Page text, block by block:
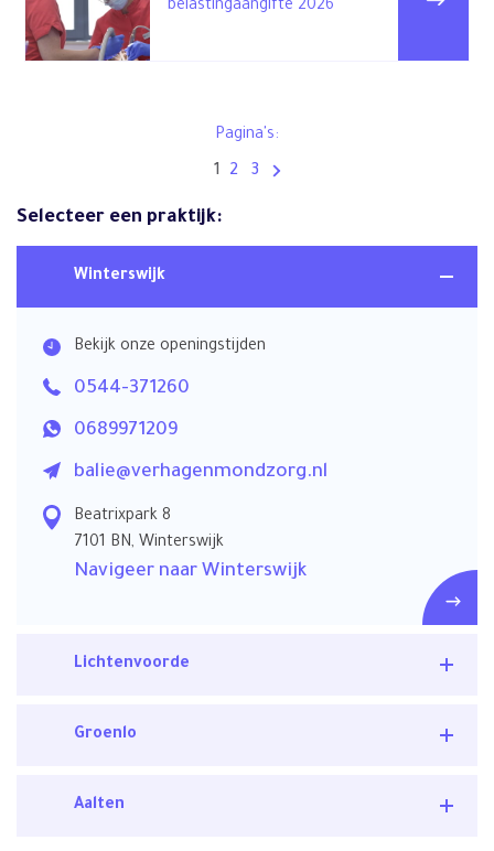
belastingaangifte 2026
Pagina's:
1 2 3
Selecteer een praktijk:
Winterswijk
Bekijk onze openingstijden
0544-371260
0689971209
balie@verhagenmondzorg.nl
Beatrixpark 8
7101 BN, Winterswijk
Navigeer naar Winterswijk
Lichtenvoorde
Groenlo
Aalten